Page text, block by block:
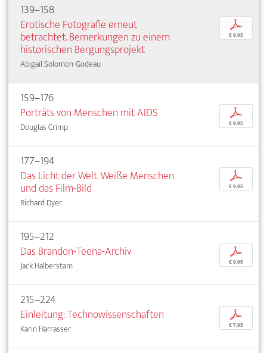
139–158
Erotische Fotografie erneut
betrachtet. Bemerkungen zu einem
historischen Bergungsprojekt
Abigail Solomon-Godeau
p
€ 9,95
159–176
Porträts von Menschen mit AIDS
Douglas Crimp
p
€ 9,95
177–194
Das Licht der Welt. Weiße Menschen
und das Film-Bild
Richard Dyer
p
€ 9,95
195–212
Das Brandon-Teena-Archiv
Jack Halberstam
p
€ 9,95
215–224
Einleitung: Technowissenschaften
Karin Harrasser
p
€ 7,95